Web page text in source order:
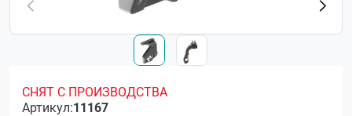
СНЯТ С ПРОИЗВОДСТВА
Артикул:11167